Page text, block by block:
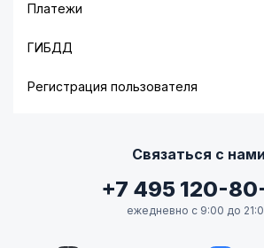
Платежи
ГИБДД
Регистрация пользователя
Связаться с нами
+7 495 120-
ежедневно с 9:00 до